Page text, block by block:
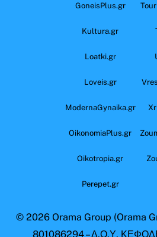
GoneisPlus.gr
Kultura.gr
Loatki.gr
Loveis.gr
ModernaGynaika.gr
OikonomiaPlus.gr
Oikotropia.gr
Perepet.gr
© 2026 Orama Group (Orama
801086294 – Δ.Ο.Υ.